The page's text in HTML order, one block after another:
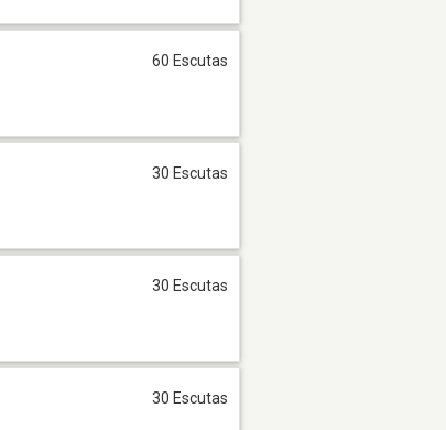
60 Escutas
30 Escutas
30 Escutas
30 Escutas